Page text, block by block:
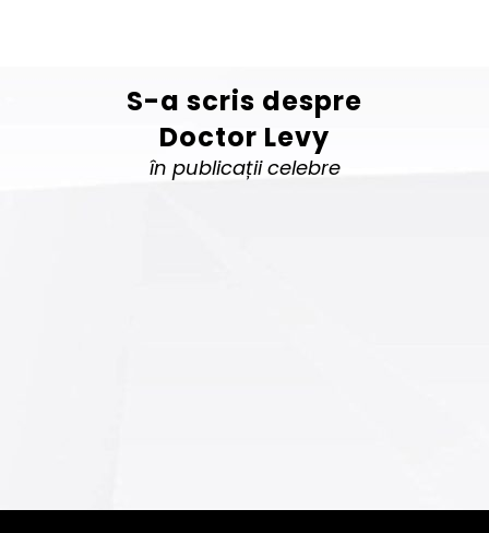
S-a scris despre
Doctor Levy
în publicații celebre